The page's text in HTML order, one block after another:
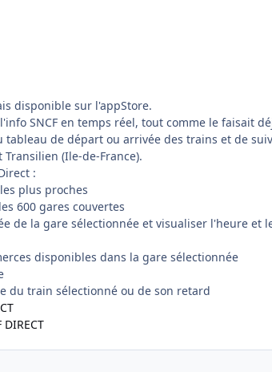
disponible sur l'appStore.
SNCF en temps réel, tout comme le faisait
tableau de départ ou arrivée des trains et de
(Ile-de-France).
:
plus proches
600 gares couvertes
de la gare sélectionnée et visualiser l'heure et
disponibles dans la gare sélectionnée
du train sélectionné ou de son retard